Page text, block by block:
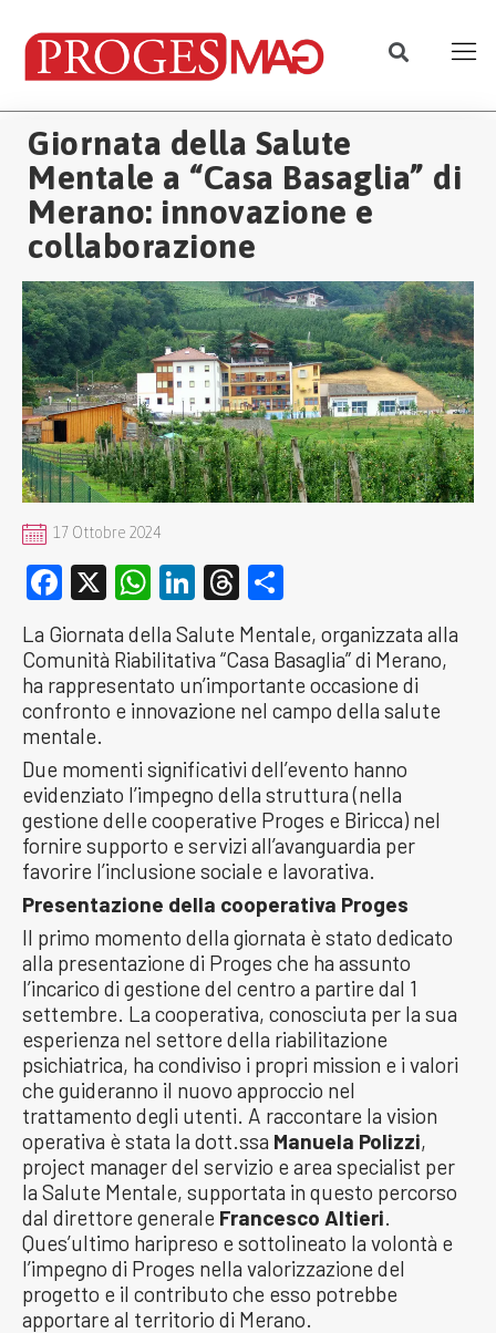
Giornata della Salute
Mentale a “Casa Basaglia” di
Merano: innovazione e
collaborazione
17 Ottobre 2024
Facebook
X WhatsApp
LinkedIn
Threads
La Giornata della Salute Mentale, organizzata alla
Comunità Riabilitativa “Casa Basaglia” di Merano,
ha rappresentato un’importante occasione di
confronto e innovazione nel campo della salute
mentale.
Due momenti significativi dell’evento hanno
evidenziato l’impegno della struttura (nella
gestione delle cooperative Proges e Biricca) nel
fornire supporto e servizi all’avanguardia per
favorire l’inclusione sociale e lavorativa.
Presentazione della cooperativa Proges
Il primo momento della giornata è stato dedicato
alla presentazione di Proges che ha assunto
l’incarico di gestione del centro a partire dal 1
settembre. La cooperativa, conosciuta per la sua
esperienza nel settore della riabilitazione
psichiatrica, ha condiviso i propri mission e i valori
che guideranno il nuovo approccio nel
trattamento degli utenti. A raccontare la vision
operativa è stata la dott.ssa Manuela Polizzi,
project manager del servizio e area specialist per
la Salute Mentale, supportata in questo percorso
dal direttore generale Francesco Altieri.
Ques’ultimo haripreso e sottolineato la volontà e
l’impegno di Proges nella valorizzazione del
progetto e il contributo che esso potrebbe
apportare al territorio di Merano.